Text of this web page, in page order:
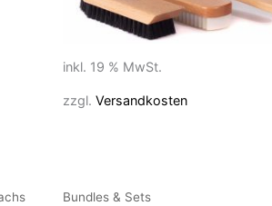
inkl. 19 % MwSt.
zzgl. Versandkosten
Bundles & Sets